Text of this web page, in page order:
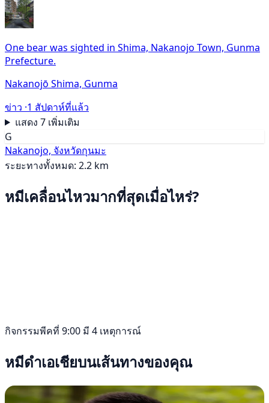
One bear was sighted in Shima, Nakanojo Town, Gunma
Prefecture.
Nakanojō Shima, Gunma
ข่าว ·1 สัปดาห์ที่แล้ว
แสดง 7 เพิ่มเติม
G
Nakanojo, จังหวัดกุนมะ
ระยะทางทั้งหมด: 2.2 km
หมีเคลื่อนไหวมากที่สุดเมื่อไหร่?
กิจกรรมพีคที่ 9:00 มี 4 เหตุการณ์
หมีดำเอเชียบนเส้นทางของคุณ